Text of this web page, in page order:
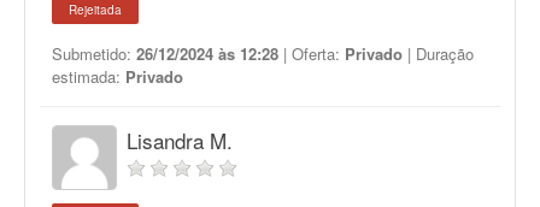
Rejeitada
Submetido: 26/12/2024 às 12:28 | Oferta: Privado | Duração
estimada: Privado
Lisandra M.